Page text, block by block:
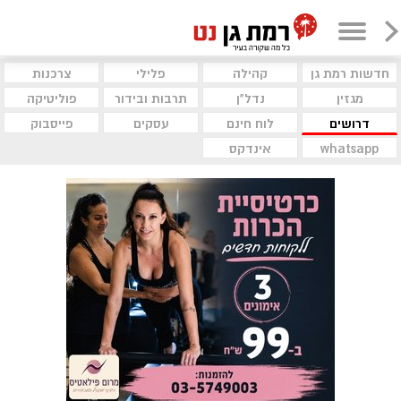
חדשות רמת גן קהילה פלילי
צרכנות
מגזין
נדל"ן תרבות ובידור
פוליטיקה
דרושים
לוח חינם עסקים
פייסבוק
whatsapp
אינדקס